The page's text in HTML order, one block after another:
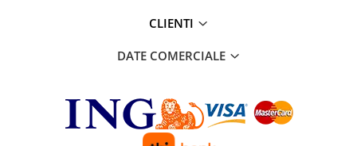
CLIENTI
DATE COMERCIALE